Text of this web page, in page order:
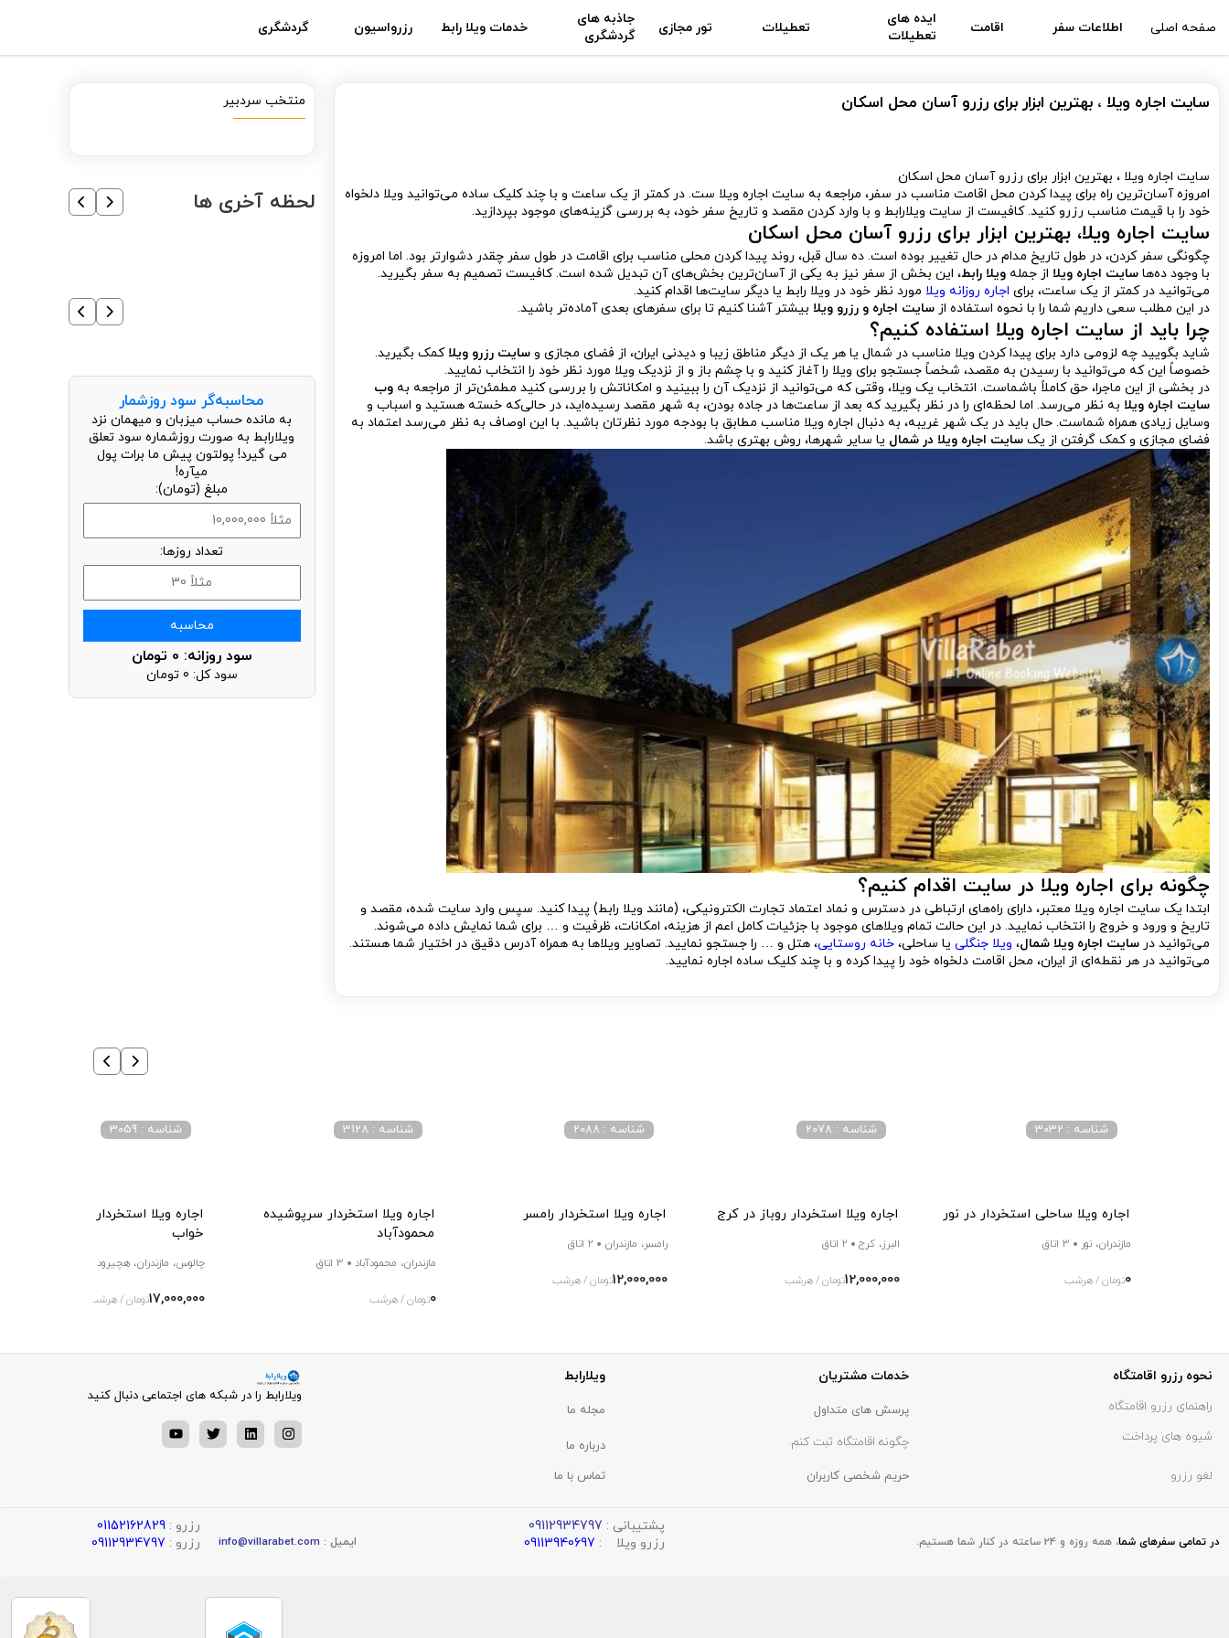
صفحه اصلی اطلاعات سفر اقامت
ایده های
تعطیلات
تعطیلات تور مجازی
جاذبه های
گردشگری
خدمات ویلا رابط رزرواسیون گردشگری
سایت اجاره ویلا ، بهترین ابزار برای رزرو آسان محل اسکان
سایت اجاره ویلا ، بهترین ابزار برای رزرو آسان محل اسکان
امروزه آسان‌ترین راه برای پیدا کردن محل اقامت مناسب در سفر، مراجعه به سایت اجاره ویلا ست. در کمتر از یک ساعت و با چند کلیک ساده می‌توانید ویلا دلخواه
خود را با قیمت مناسب رزرو کنید. کافیست از سایت ویلارابط و با وارد کردن مقصد و تاریخ سفر خود، به بررسی گزینه‌های موجود بپردازید.
سایت اجاره ویلا، بهترین ابزار برای رزرو آسان محل اسکان
چگونگی سفر کردن، در طول تاریخ مدام در حال تغییر بوده است. ده سال قبل، روند پیدا کردن محلی مناسب برای اقامت در طول سفر چقدر دشوارتر بود. اما امروزه
با وجود ده‌ها سایت اجاره ویلا از جمله ویلا رابط، این بخش از سفر نیز به یکی از آسان‌ترین بخش‌های آن تبدیل شده است. کافیست تصمیم به سفر بگیرید.
می‌توانید در کمتر از یک ساعت، برای اجاره روزانه ویلا مورد نظر خود در ویلا رابط یا دیگر سایت‌ها اقدام کنید.
در این مطلب سعی داریم شما را با نحوه استفاده از سایت اجاره و رزرو ویلا بیشتر آشنا کنیم تا برای سفرهای بعدی آماده‌تر باشید.
چرا باید از سایت اجاره ویلا استفاده کنیم؟
شاید بگویید چه لزومی دارد برای پیدا کردن ویلا مناسب در شمال یا هر یک از دیگر مناطق زیبا و دیدنی ایران، از فضای مجازی و سایت رزرو ویلا کمک بگیرید.
خصوصاً این که می‌توانید با رسیدن به مقصد، شخصاً جستجو برای ویلا را آغاز کنید و با چشم باز و از نزدیک ویلا مورد نظر خود را انتخاب نمایید.
در بخشی از این ماجرا، حق کاملاً باشماست. انتخاب یک ویلا، وقتی که می‌توانید از نزدیک آن را ببینید و امکاناتش را بررسی کنید مطمئن‌تر از مراجعه به وب
سایت اجاره ویلا به نظر می‌رسد. اما لحظه‌ای را در نظر بگیرید که بعد از ساعت‌ها در جاده بودن، به شهر مقصد رسیده‌اید، در حالی‌که خسته هستید و اسباب و
وسایل زیادی همراه شماست. حال باید در یک شهر غریبه، به دنبال اجاره ویلا مناسب مطابق با بودجه مورد نظرتان باشید. با این اوصاف به نظر می‌رسد اعتماد به
فضای مجازی و کمک گرفتن از یک سایت اجاره ویلا در شمال یا سایر شهرها، روش بهتری باشد.
چگونه برای اجاره ویلا در سایت اقدام کنیم؟
ابتدا یک سایت اجاره ویلا معتبر، دارای راه‌های ارتباطی در دسترس و نماد اعتماد تجارت الکترونیکی، (مانند ویلا رابط) پیدا کنید. سپس وارد سایت شده، مقصد و
تاریخ و ورود و خروج را انتخاب نمایید. در این حالت تمام ویلاهای موجود با جزئیات کامل اعم از هزینه، امکانات، ظرفیت و … برای شما نمایش داده می‌شوند.
می‌توانید در سایت اجاره ویلا شمال، ویلا جنگلی یا ساحلی، خانه روستایی، هتل و … را جستجو نمایید. تصاویر ویلاها به همراه آدرس دقیق در اختیار شما هستند.
می‌توانید در هر نقطه‌ای از ایران، محل اقامت دلخواه خود را پیدا کرده و با چند کلیک ساده اجاره نمایید.
منتخب سردبیر
لحظه آخری ها
محاسبه‌گر سود روزشمار
به مانده حساب میزبان و میهمان نزد
ویلارابط به صورت روزشماره سود تعلق
می گیرد! پولتون پیش ما برات پول
میآره!
مبلغ (تومان):
تعداد روزها:
محاسبه
سود روزانه: 0 تومان
سود کل: 0 تومان
اجاره ویلا ساحلی استخردار در نور
شناسه : 3032
مازندران، نور 3 اتاق
0تومان / هرشب
اجاره ویلا استخردار روباز در کرج
شناسه : 2078
البرز، کرج 2 اتاق
12,000,000تومان / هرشب
اجاره ویلا استخردار رامسر
شناسه : 2088
رامسر، مازندران 2 اتاق
12,000,000تومان / هرشب
اجاره ویلا استخردار سرپوشیده
محمودآباد
شناسه : 3128
مازندران، محمودآباد 3 اتاق
0تومان / هرشب
اجاره ویلا استخردار چالوس دارای
خواب
شناسه : 3059
چالوس، مازندران، هچیرود
17,000,000تومان / هرشب
نحوه رزرو اقامتگاه
راهنمای رزرو اقامتگاه
شیوه های پرداخت
لغو رزرو
خدمات مشتریان
پرسش های متداول
چگونه اقامتگاه ثبت کنم.
حریم شخصی کاربران
ویلارابط
مجله ما
درباره ما
تماس با ما
ویلارابط را در شبکه های اجتماعی دنبال کنید
در تمامی سفر‌های شما، همه روزه و 24 ساعته در کنار شما هستیم.
پشتیبانی : 09112934797
رزرو ویلا : 09113940697 ایمیل : info@villarabet.com
رزرو : 01152162829
رزرو : 09112934797